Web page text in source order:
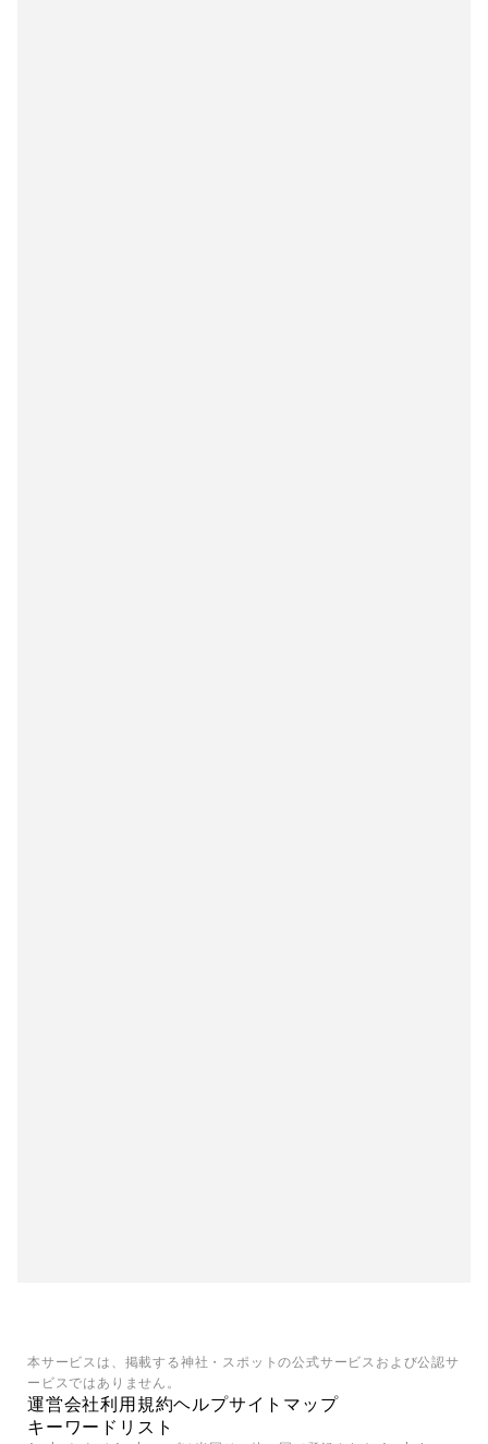
本サービスは、掲載する神社・スポットの公式サービスおよび公認サ
ービスではありません。
運営会社利用規約ヘルプサイトマップ
キーワードリスト